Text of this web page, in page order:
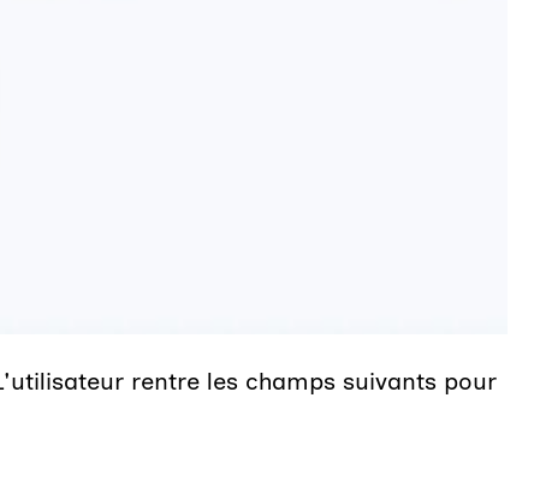
rentre les champs suivants pour